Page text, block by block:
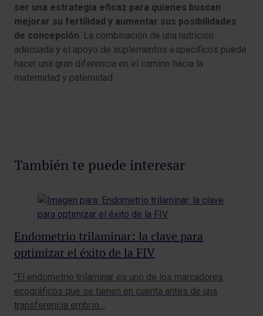
ser una estrategia eficaz para quienes buscan
mejorar su fertilidad y aumentar sus posibilidades
de concepción. La combinación de una nutrición
adecuada y el apoyo de suplementos específicos puede
hacer una gran diferencia en el camino hacia la
maternidad y paternidad.
También te puede interesar
Endometrio trilaminar: la clave para
optimizar el éxito de la FIV
“El endometrio trilaminar es uno de los marcadores
ecográficos que se tienen en cuenta antes de una
transferencia embrio…